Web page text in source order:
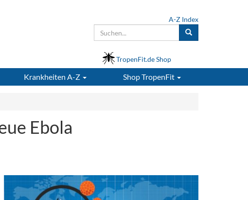
A-Z Index
TropenFit.de Shop
Krankheiten A-Z ShopTropenFit
Ebola